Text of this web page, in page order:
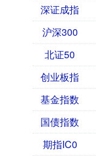
深证成指
沪深300
北证50
创业板指
基金指数
国债指数
期指IC0